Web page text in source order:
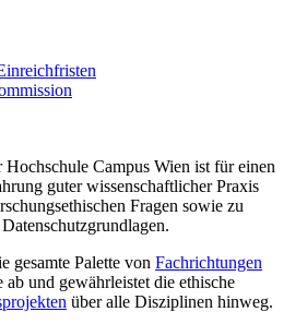
Campus Wien ist für einen
guter wissenschaftlicher Praxis
Fragen sowie zu
gesamte Palette von Fachrichtungen
und gewährleistet die ethische
über alle Disziplinen hinweg.